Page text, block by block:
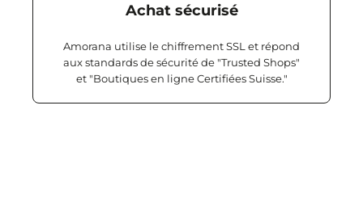
Achat sécurisé
Amorana utilise le chiffrement SSL et répond
aux standards de sécurité de "Trusted Shops"
et "Boutiques en ligne Certifiées Suisse."